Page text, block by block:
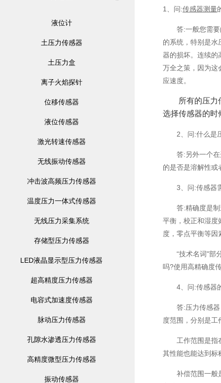
液位计
土压力传感器
土压力盒
离子火焰探针
位移传感器
液位传感器
激光转速传感器
无线振动传感器
冲击波高频压力传感器
温度压力一体式传感器
无线压力采集系统
存储型压力传感器
LED液晶显示型压力传感器
超高精度压力传感器
电容式加速度传感器
脉动压力传感器
孔隙水渗透压力传感器
高精度微型压力传感器
振动传感器
1、问:传感器测量
答:一般您需要
的系统，特别是水
器的损坏。连续的
万全之策，因为这
应速度。
所有的压力传
选择传感器的时
2、问:什么是
答:另外一个在选
的是否是溶解性或
3、问:传感器需
答:精确度是制造
平衡，校正和湿度
度，零点平衡等
“技术名词"部分
吗?使用高精确度
4、问:传感器
答:压力传感器，
度范围，分别是
工作范围是指在
其性能也能达到标
补偿范围一般是